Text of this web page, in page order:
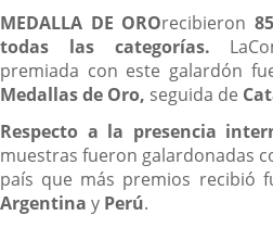
MEDALLA DE OROrecibieron 85
todas las categorías.
premiada con este galardón
Medallas de Oro, seguida de
Respecto a la presencia
muestras fueron galardonadas
país que más premios recibió
Argentina y Perú.